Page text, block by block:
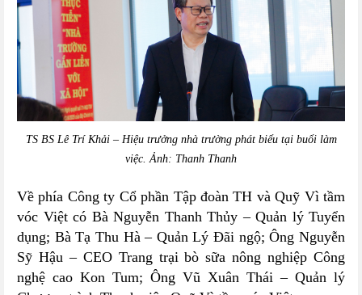
TS BS Lê Trí Khải – Hiệu trưởng nhà trường phát biểu tại buổi làm
việc. Ảnh: Thanh Thanh
Về phía Công ty Cổ phần Tập đoàn TH và Quỹ Vì tầm
vóc Việt có Bà Nguyễn Thanh Thủy – Quản lý Tuyển
dụng; Bà Tạ Thu Hà – Quản Lý Đãi ngộ; Ông Nguyễn
Sỹ Hậu – CEO Trang trại bò sữa nông nghiệp Công
nghệ cao Kon Tum; Ông Vũ Xuân Thái – Quản lý